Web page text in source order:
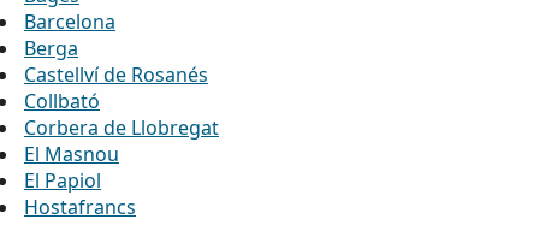
Barcelona
Berga
Castellví de Rosanés
Collbató
Corbera de Llobregat
El Masnou
El Papiol
Hostafrancs